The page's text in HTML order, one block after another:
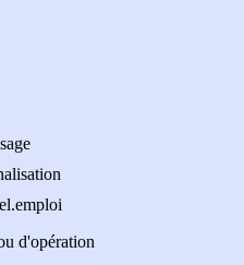
d'opération